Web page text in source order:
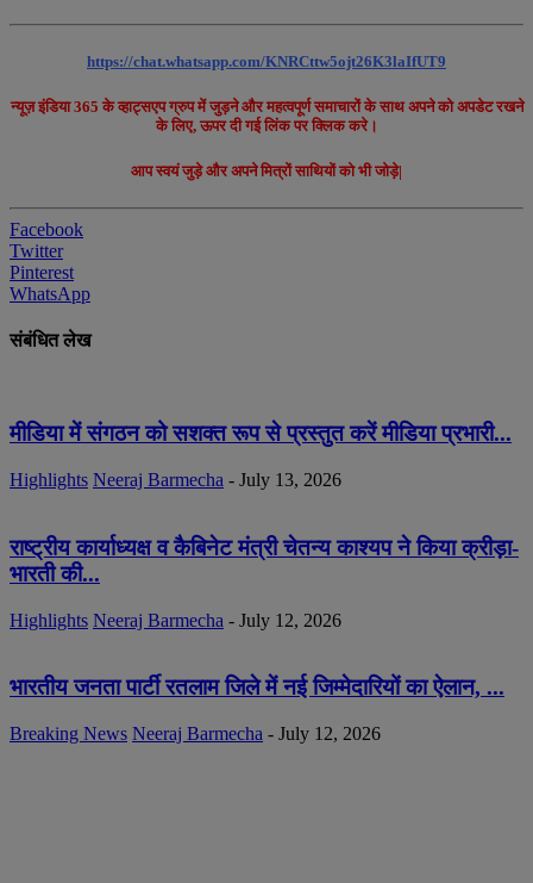
https://chat.whatsapp.com/KNRCttw5ojt26K3laIfUT9
न्यूज़ इंडिया 365 के व्हाट्सएप ग्रुप में जुड़ने और महत्वपूर्ण समाचारों के साथ अपने को अपडेट रखने
के लिए, ऊपर दी गई लिंक पर क्लिक करे।
आप स्वयं जुड़े और अपने मित्रों साथियों को भी जोड़े|
Facebook
Twitter
Pinterest
WhatsApp
संबंधित लेख
मीडिया में संगठन को सशक्त रूप से प्रस्तुत करें मीडिया प्रभारी...
Highlights Neeraj Barmecha - July 13, 2026
राष्ट्रीय कार्याध्यक्ष व कैबिनेट मंत्री चेतन्य काश्यप ने किया क्रीड़ा-
भारती की...
Highlights Neeraj Barmecha - July 12, 2026
भारतीय जनता पार्टी रतलाम जिले में नई जिम्मेदारियों का ऐलान, ...
Breaking News Neeraj Barmecha - July 12, 2026